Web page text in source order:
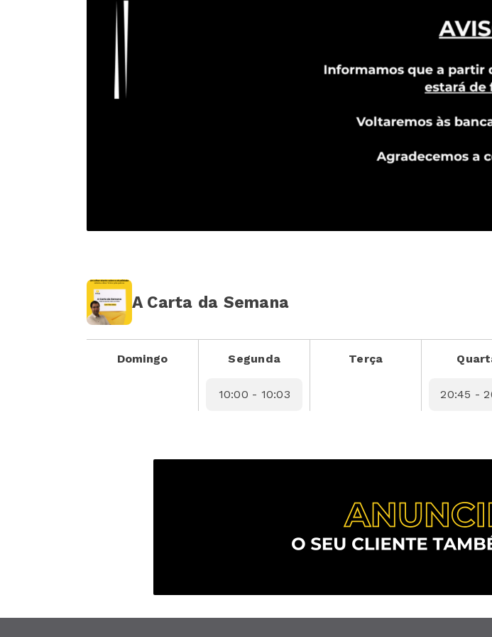
A Carta da Semana
Domingo Segunda
10:00 - 10:03
Terça
20:45 -